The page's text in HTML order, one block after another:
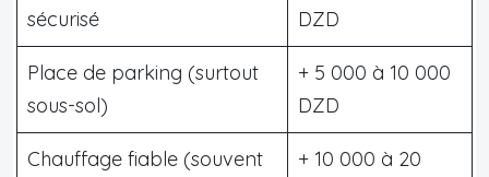
sécurisé
DZD
Place de parking (surtout
sous-sol)
+ 5 000 à 10 000
DZD
Chauffage fiable (souvent
+ 10 000 à 20